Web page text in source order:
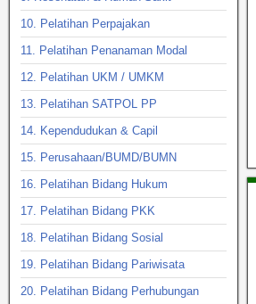
10. Pelatihan Perpajakan
11. Pelatihan Penanaman Modal
12. Pelatihan UKM / UMKM
13. Pelatihan SATPOL PP
14. Kependudukan & Capil
15. Perusahaan/BUMD/BUMN
16. Pelatihan Bidang Hukum
17. Pelatihan Bidang PKK
18. Pelatihan Bidang Sosial
19. Pelatihan Bidang Pariwisata
20. Pelatihan Bidang Perhubungan